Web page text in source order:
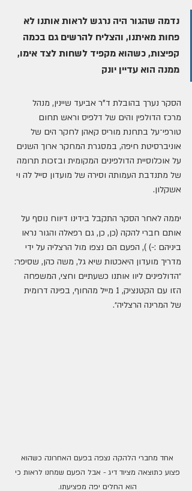
נדמה שהגור היה נרגש לראות אותנו לא
פחות מאיתנו, והצליח להרשים גם בכמה
קפיצות, כשהוא מקפיד לשחות לצד אימו,
ממנה הוא עדיין יונק
הסקר נערך בהובלת ד"ר אביעד שיינין, מנהל
מרכז הדולפין והים של דלפיס וראש תחום
טורפי־על בתחנת מוריס קאהן לחקר הים של
אוניברסיטת חיפה, במסגרת המחקר ארוך השנים
על אוכלוסיית הדולפינים המקומית ובזכות תרומה
של מתנדבת העמותה וסירה של מועדון סייל לה וי
אשקלון.
יממה לאחר הסקר התקבל בידינו דיווח נוסף על
אותם חברי להקה (כן, כן, גם רפאלה והגור נראו
ביניהם :-) ), הפעם הם נצפו מול הרצליה על ידי
מדריך מועדון היאכטות שיא גל, משה כהן, שסיפר:
״הדולפינים ליוו אותנו כשעתיים וחצי, המשפחה
הזו עם הקטנציק, 1 מייל מהחוף, בפינה דרומית
של המרינה הרצליה״.
אחד מחברי הלהקה נצפה בפעם האחרונה כשהוא
פצוע כתוצאה מציוד דיג - אבל הפעם שמחנו לראות כי